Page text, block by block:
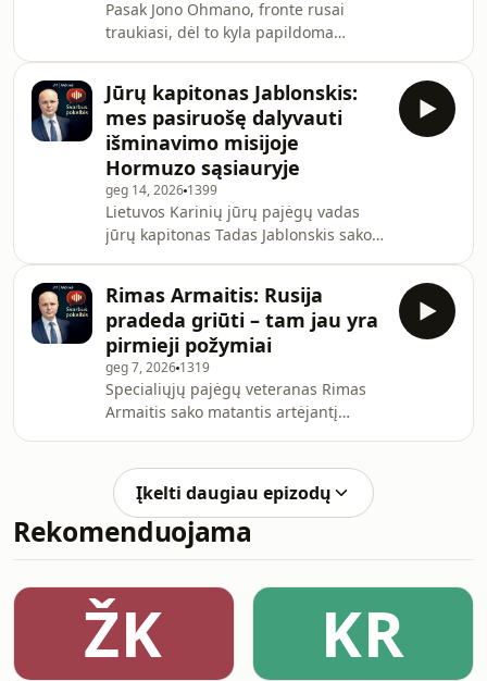
yra priverstinės atostogos, kurių metu
renkasi iš to, ką jam siūlo verslas.Ved.
Marius Jokūbaitis
Pasak Jono Ohmano, fronte rusai
traukiasi, dėl to kyla papildoma
Lietuvoje galiojanti tvarka trukdo
susitelkti visuomenei. Viena
priežasčių – valdžios požiūris į
visuomenę ir vis dar nepasikeitęs
suvokimas apie modernų karą.Ved.
Deividas Jursevičius.
Jūrų kapitonas Jablonskis:
mes pasiruošę dalyvauti
išminavimo misijoje
Hormuzo sąsiauryje
geg 14, 2026 1399
Lietuvos Karinių jūrų pajėgų vadas
jūrų kapitonas Tadas Jablonskis sako,
Vertindamas situaciją Baltijos jūroje,
kapitonas sako, kad nė vienas judesys
jūroje nelieka nepastebėtas.Ved.
Deividas Jursevičius.
Rimas Armaitis: Rusija
pradeda griūti – tam jau yra
pirmieji požymiai
geg 7, 2026 1319
Specialiųjų pajėgų veteranas Rimas
Armaitis sako matantis artėjantį
medžiaga apie Putino baimes dėl
pasikėsinimo ir maišto yra tikra. Pasak
Armaičio, dabar Putino apsauga
diktuoja naujas saugumo sąlygas
Įkelti daugiau epizodų
Rekomenduojama
ŽK KR